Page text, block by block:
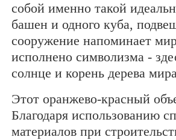
собой именно такой
башен и одного куба,
сооружение напоминает
исполнено символизма -
солнце и корень дерева
Этот оранжево-красный
Благодаря использованию
материалов при